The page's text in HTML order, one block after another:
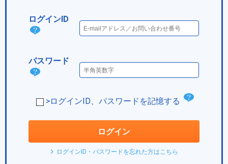
ログインID
ログ
IDと
パスワード
パス
ド
は？
>ログインID、パスワードを記憶する
ク
ログイン
ログインID・パスワードを忘れた方はこちら